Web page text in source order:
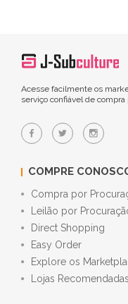
Acesse facilmente os
serviço confiável de
COMPRE
Compra por
Leilão por
Direct Shopping
Easy Order
Explore os
Lojas Recomendadas